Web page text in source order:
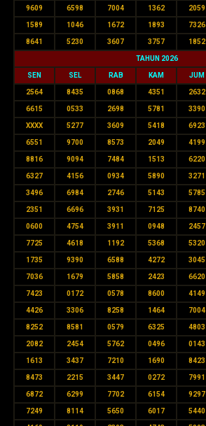
9609 6598 7004 1362 2059
1589 1046 1672 1893 7326
8641 5230 3607 3757 1852
TAHUN 2026
SEN SEL RAB KAM JUM
2564 8435 0868 4351 2632
6615 0533 2698 5781 3390
XXXX 5277 3609 5418 6923
6551 9700 8573 2049 4199
8816 9094 7484 1513 6220
6327 4156 0934 5890 3271
3496 6984 2746 5143 5785
2351 6696 3931 7125 8740
0600 4754 3911 0948 2457
7725 4618 1192 5368 5320
1735 9390 6588 4272 3045
7036 1679 5858 2423 6620
7423 0172 0578 8600 4149
4426 3306 8258 1464 7004
8252 8581 0579 6325 4803
2082 2454 5762 0496 0143
1613 3437 7210 1690 8423
8473 2215 3447 0272 7991
6872 6299 7702 6154 9297
7249 8114 5650 6017 5440